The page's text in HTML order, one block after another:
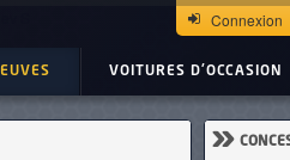
Connexion
VOITURES D'OCCASION
»